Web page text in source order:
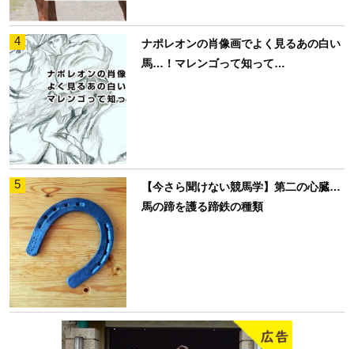
4
ナポレオンの肖像画でよく見るあの白い
馬…！マレンゴって知って…
5
【今さら聞けない競馬学】第二の心臓…
馬の蹄を護る蹄鉄の種類